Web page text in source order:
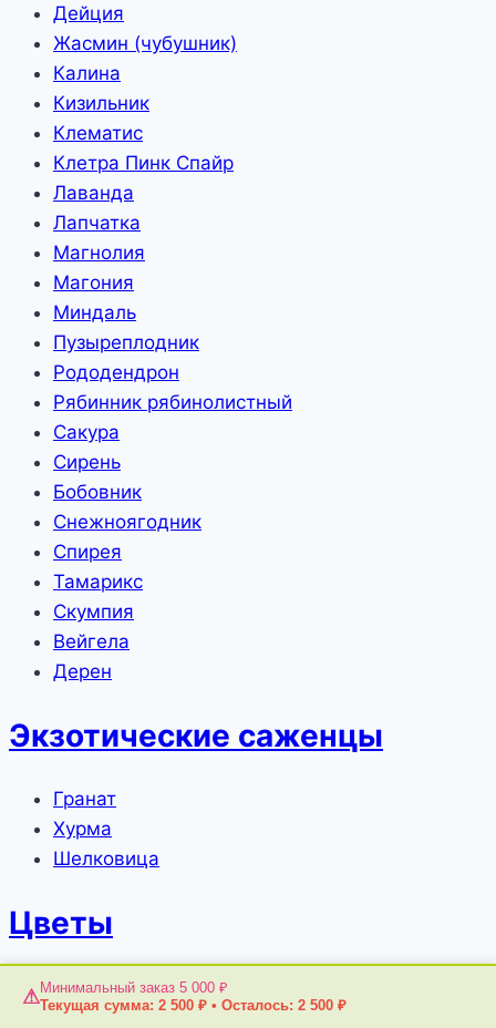
Дейция
Жасмин (чубушник)
Калина
Кизильник
Клематис
Клетра Пинк Спайр
Лаванда
Лапчатка
Магнолия
Магония
Миндаль
Пузыреплодник
Рододендрон
Рябинник рябинолистный
Сакура
Сирень
Бобовник
Снежноягодник
Спирея
Тамарикс
Скумпия
Вейгела
Дерен
Экзотические саженцы
Гранат
Хурма
Шелковица
Цветы
Розы (саженцы)
Пионы (саженцы)
⚠Минимальный заказ 5 000 ₽
Текущая сумма: 2 500 ₽ • Осталось: 2 500 ₽